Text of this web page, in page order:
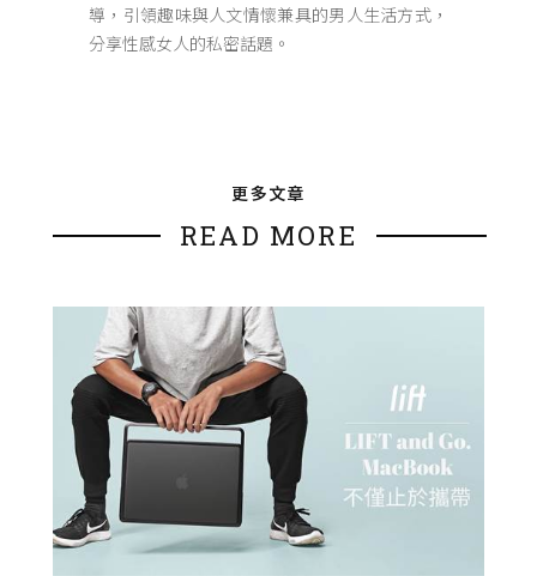
導，引領趣味與人文情懷兼具的男人生活方式，
分享性感女人的私密話題。
更多文章
READ MORE